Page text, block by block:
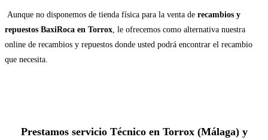
Aunque no disponemos de tienda física para la venta de recambios y
repuestos BaxiRoca en Torrox, le ofrecemos como alternativa nuestra
online de recambios y repuestos donde usted podrá encontrar el recambio
que necesita.
Prestamos servicio Técnico en Torrox (Málaga) y